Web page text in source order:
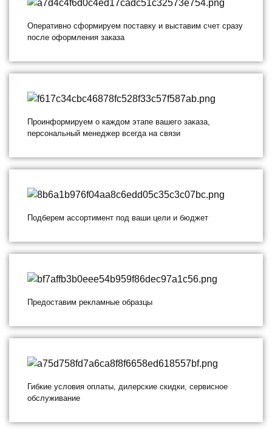
Оперативно сформируем поставку и выставим счет сразу
после оформления заказа
Проинформируем о каждом этапе вашего заказа,
персональный менеджер всегда на связи
Подберем ассортимент под ваши цели и бюджет
Предоставим рекламные образцы
Гибкие условия оплаты, дилерские скидки, сервисное
обслуживание